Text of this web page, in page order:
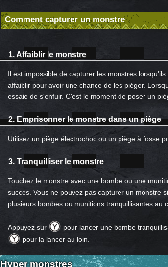
Comment capturer un monstre
1. Affaiblir le monstre
Il est impossible de capturer les monstres
affaiblir pour avoir une chance de les piéger.
essaie de s'enfuir. C'est le moment de poser un
2. Emprisonner le monstre dans un piège
Utilisez un piège électrochoc ou un piège à fosse
3. Tranquilliser le monstre
Touchez le monstre avec une bombe ou une
succès. Vous ne pouvez pas capturer un monstre
plusieurs bombes ou munitions tranquillisantes au
Appuyez sur pour lancer une bombe
pour la lancer au loin.
Hyper monstres